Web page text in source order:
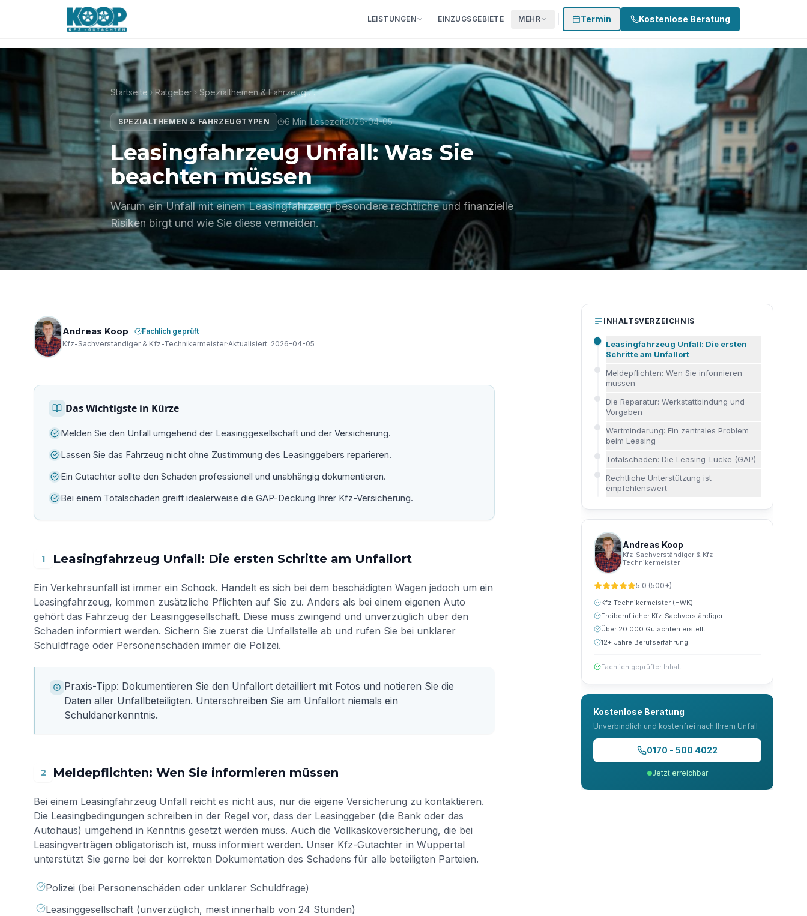
LEISTUNGEN EINZUGSGEBIETE MEHR Termin Kostenlose Beratung
Startseite Ratgeber Spezialthemen & Fahrzeugtypen
SPEZIALTHEMEN & FAHRZEUGTYPEN 6 Min. Lesezeit2026-04-05
Leasingfahrzeug Unfall: Was Sie
beachten müssen
Warum ein Unfall mit einem Leasingfahrzeug besondere rechtliche und finanzielle
Risiken birgt und wie Sie diese vermeiden.
Andreas Koop
Fachlich geprüft
Kfz-Sachverständiger & Kfz-Technikermeister·Aktualisiert: 2026-04-05
Das Wichtigste in Kürze
Melden Sie den Unfall umgehend der Leasinggesellschaft und der Versicherung.
Lassen Sie das Fahrzeug nicht ohne Zustimmung des Leasinggebers reparieren.
Ein Gutachter sollte den Schaden professionell und unabhängig dokumentieren.
Bei einem Totalschaden greift idealerweise die GAP-Deckung Ihrer Kfz-Versicherung.
1 Leasingfahrzeug Unfall: Die ersten Schritte am Unfallort
Ein Verkehrsunfall ist immer ein Schock. Handelt es sich bei dem beschädigten Wagen jedoch um ein
Leasingfahrzeug, kommen zusätzliche Pflichten auf Sie zu. Anders als bei einem eigenen Auto
gehört das Fahrzeug der Leasinggesellschaft. Diese muss zwingend und unverzüglich über den
Schaden informiert werden. Sichern Sie zuerst die Unfallstelle ab und rufen Sie bei unklarer
Schuldfrage oder Personenschäden immer die Polizei.
Praxis-Tipp: Dokumentieren Sie den Unfallort detailliert mit Fotos und notieren Sie die
Daten aller Unfallbeteiligten. Unterschreiben Sie am Unfallort niemals ein
Schuldanerkenntnis.
2 Meldepflichten: Wen Sie informieren müssen
Bei einem Leasingfahrzeug Unfall reicht es nicht aus, nur die eigene Versicherung zu kontaktieren.
Die Leasingbedingungen schreiben in der Regel vor, dass der Leasinggeber (die Bank oder das
Autohaus) umgehend in Kenntnis gesetzt werden muss. Auch die Vollkaskoversicherung, die bei
Leasingverträgen obligatorisch ist, muss informiert werden. Unser Kfz-Gutachter in Wuppertal
unterstützt Sie gerne bei der korrekten Dokumentation des Schadens für alle beteiligten Parteien.
Polizei (bei Personenschäden oder unklarer Schuldfrage)
Leasinggesellschaft (unverzüglich, meist innerhalb von 24 Stunden)
INHALTSVERZEICHNIS
Leasingfahrzeug Unfall: Die ersten
Schritte am Unfallort
Meldepflichten: Wen Sie informieren
müssen
Die Reparatur: Werkstattbindung und
Vorgaben
Wertminderung: Ein zentrales Problem
beim Leasing
Totalschaden: Die Leasing-Lücke (GAP)
Rechtliche Unterstützung ist
empfehlenswert
Andreas Koop
Kfz-Sachverständiger & Kfz-
Technikermeister
5.0 (500+)
Kfz-Technikermeister (HWK)
Freiberuflicher Kfz-Sachverständiger
Über 20.000 Gutachten erstellt
12+ Jahre Berufserfahrung
Fachlich geprüfter Inhalt
Kostenlose Beratung
Unverbindlich und kostenfrei nach Ihrem Unfall
0170 - 500 4022
Jetzt erreichbar
Jetzt erreichbar 02351 - 874 3002 0170 - 500 4022 Termin buchen